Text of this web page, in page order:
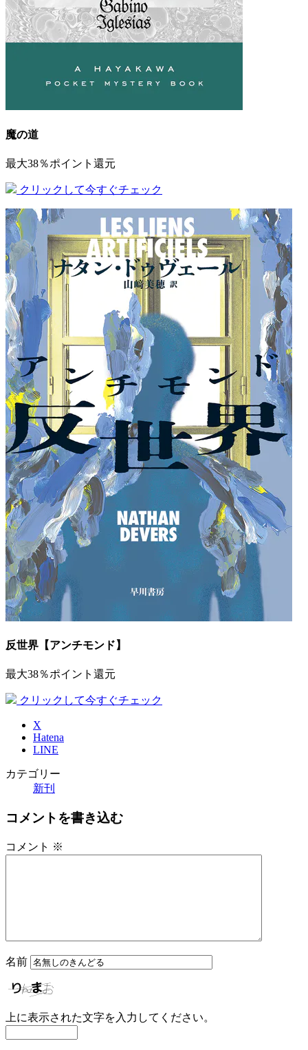
魔の道
最大38％ポイント還元
クリックして今すぐチェック
反世界【アンチモンド】
最大38％ポイント還元
クリックして今すぐチェック
X
Hatena
LINE
カテゴリー
新刊
コメントを書き込む
コメント ※
名前
上に表示された文字を入力してください。